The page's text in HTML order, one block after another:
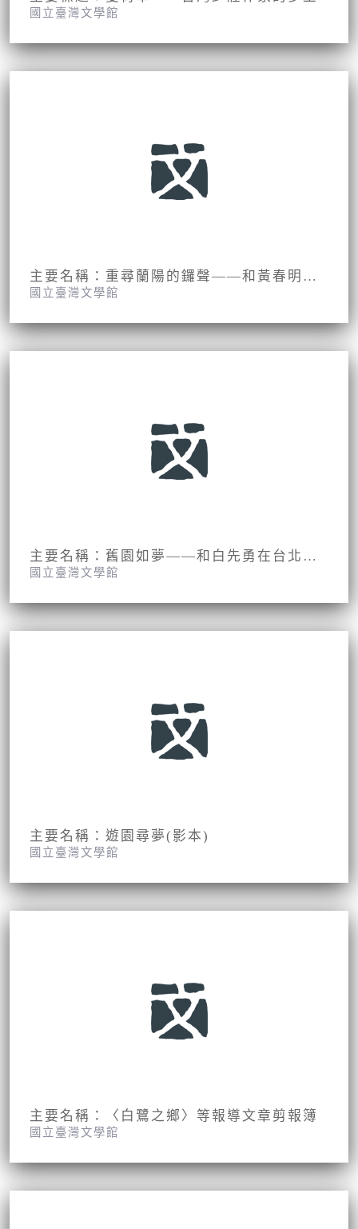
報紙名稱：自立晚報
國立臺灣文學館
主要名稱：重尋蘭陽的鑼聲——和黃春明去看海的日子
期刊名稱：時報周刊133期
國立臺灣文學館
主要名稱：舊園如夢——和白先勇在台北「遊園」（拆頁）
期刊名稱：時報周刊
國立臺灣文學館
主要名稱：遊園尋夢(影本)
國立臺灣文學館
主要名稱：〈白鷺之鄉〉等報導文章剪報簿
國立臺灣文學館